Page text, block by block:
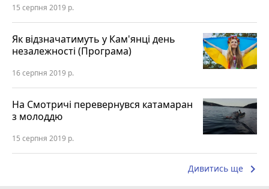
15 серпня 2019 р.
Як відзначатимуть у Кам'янці день
незалежності (Програма)
16 серпня 2019 р.
На Смотричі перевернувся катамаран
з молоддю
15 серпня 2019 р.
Дивитись ще keyboard_arrow_right